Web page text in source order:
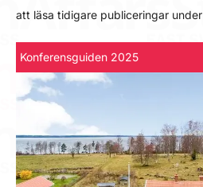
att läsa tidigare publiceringar under
Konferensguiden 2025